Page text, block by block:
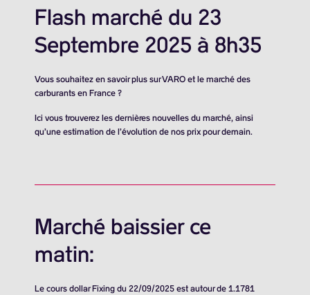
Flash marché du 23
Septembre 2025 à 8h35
Vous souhaitez en savoir plus sur VARO et le marché des
carburants en France ?
Ici vous trouverez les dernières nouvelles du marché, ainsi
qu’une estimation de l’évolution de nos prix pour demain.
Marché baissier ce
matin:
Le cours dollar Fixing du 22/09/2025 est autour de 1.1781